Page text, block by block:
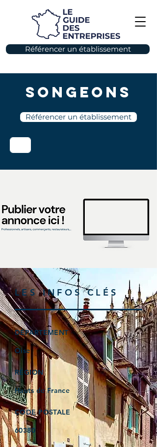
Référencer un établissement
Songeons
Référencer un établissement
LES INFOS CLÉS
DÉPARTEMENT
Oise
RÉGION
Hauts de France
CODE POSTALE
60380